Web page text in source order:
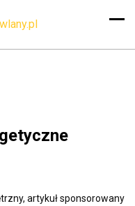
artykuł sponsorowany